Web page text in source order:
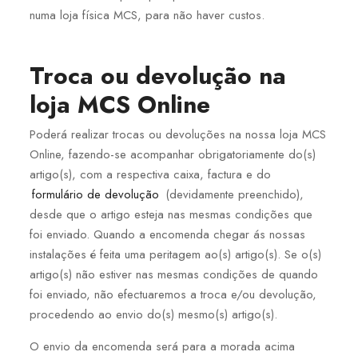
numa loja física MCS, para não haver custos.
Troca ou devolução na
loja MCS Online
Poderá realizar trocas ou devoluções na nossa loja MCS
Online, fazendo-se acompanhar obrigatoriamente do(s)
artigo(s), com a respectiva caixa, factura e do
formulário de devolução (devidamente preenchido),
desde que o artigo esteja nas mesmas condições que
foi enviado. Quando a encomenda chegar ás nossas
instalações é feita uma peritagem ao(s) artigo(s). Se o(s)
artigo(s) não estiver nas mesmas condições de quando
foi enviado, não efectuaremos a troca e/ou devolução,
procedendo ao envio do(s) mesmo(s) artigo(s).
O envio da encomenda será para a morada acima